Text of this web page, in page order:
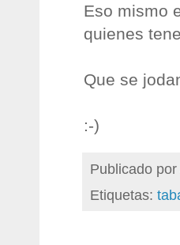
Eso mismo
quienes
Que se
:-)
Publicado por
Etiquetas: